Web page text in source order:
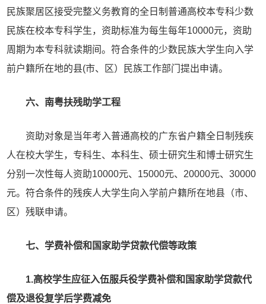
民族聚居区接受完整义务教育的全日制普通高校本专科少数
民族在校本专科学生，资助标准为每生每年10000元，资助
周期为本专科就读期间。符合条件的少数民族大学生向入学
前户籍所在地的县(市、区）民族工作部门提出申请。
六、南粤扶残助学工程
资助对象是当年考入普通高校的广东省户籍全日制残疾
人在校大学生，专科生、本科生、硕士研究生和博士研究生
分别一次性每人资助10000元、15000元、20000元、30000
元。符合条件的残疾人大学生向入学前户籍所在地县（市、
区）残联申请。
七、学费补偿和国家助学贷款代偿等政策
1.高校学生应征入伍服兵役学费补偿和国家助学贷款代
偿及退役复学后学费减免